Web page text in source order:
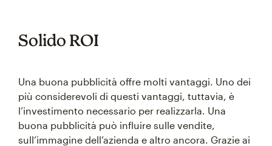
Solido ROI
Una buona pubblicità offre molti vantaggi. Uno dei
più considerevoli di questi vantaggi, tuttavia, è
l’investimento necessario per realizzarla. Una
buona pubblicità può influire sulle vendite,
sull’immagine dell’azienda e altro ancora. Grazie ai